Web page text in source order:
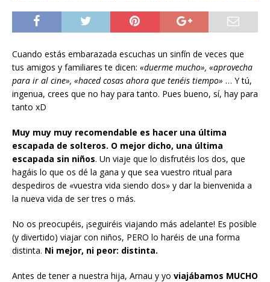
Cuando estás embarazada escuchas un sinfín de veces que
tus amigos y familiares te dicen: «duerme mucho», «aprovecha
para ir al cine», «haced cosas ahora que tenéis tiempo» … Y tú,
ingenua, crees que no hay para tanto. Pues bueno, sí, hay para
tanto xD
Muy muy muy recomendable es hacer una última
escapada de solteros. O mejor dicho, una última
escapada sin niños. Un viaje que lo disfrutéis los dos, que
hagáis lo que os dé la gana y que sea vuestro ritual para
despediros de «vuestra vida siendo dos» y dar la bienvenida a
la nueva vida de ser tres o más.
No os preocupéis, ¡seguiréis viajando más adelante! Es posible
(y divertido) viajar con niños, PERO lo haréis de una forma
distinta. Ni mejor, ni peor: distinta.
Antes de tener a nuestra hija, Arnau y yo viajábamos MUCHO